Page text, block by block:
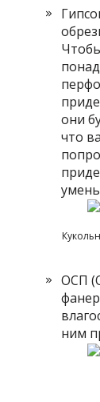
они
что
ОСП
ним